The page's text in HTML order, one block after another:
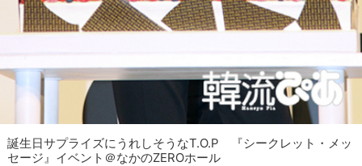
誕生日サプライズにうれしそうなT.O.P 『シークレット・メッ
セージ』イベント＠なかのZEROホール